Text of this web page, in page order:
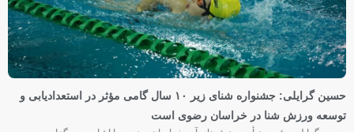
حسین گرایلی: جشنواره شنای زیر ۱۰ سال گامی مؤثر در استعدادیابی و
توسعه ورزش شنا در خراسان رضوی است